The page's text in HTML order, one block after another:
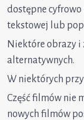
dostępne
tekstowej lub
Niektóre obrazy
alternatywnych.
W niektórych
Część filmów nie
nowych filmów